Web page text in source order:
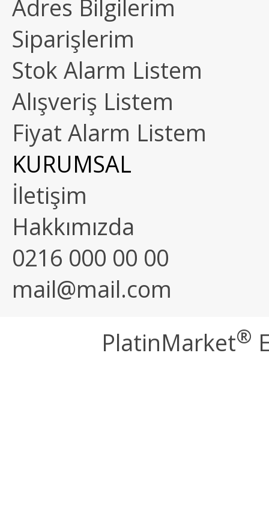
Adres Bilgilerim
Siparişlerim
Stok Alarm Listem
Alışveriş Listem
Fiyat Alarm Listem
KURUMSAL
İletişim
Hakkımızda
0216 000 00 00
mail@mail.com
PlatinMarket®